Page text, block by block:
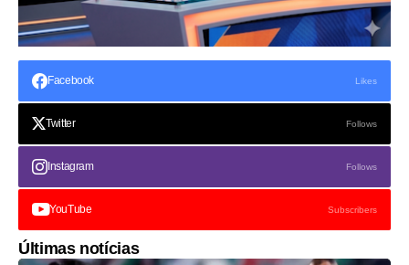
Facebook Likes
Twitter Follows
Instagram Follows
YouTube Subscribers
Últimas notícias